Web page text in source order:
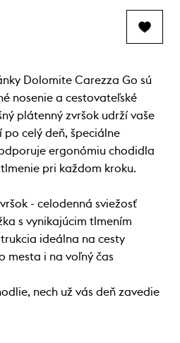
Dolomite Carezza Go sú
nosenie a cestovateľské
plátenný zvršok udrží vaše
po celý deň, špeciálne
ergonómiu chodidla
pri každom kroku.
- celodenná sviežosť
s vynikajúcim tlmením
ideálna na cesty
mesta i na voľný čas
nech už vás deň zavedie